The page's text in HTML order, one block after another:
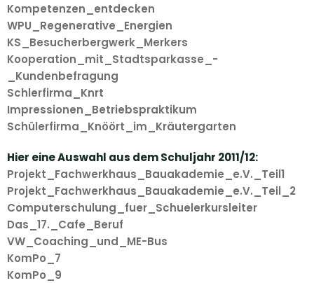
Kompetenzen_entdecken
WPU_Regenerative_Energien
KS_Besucherbergwerk_Merkers
Kooperation_mit_Stadtsparkasse_-
_Kundenbefragung
Schlerfirma_Knrt
Impressionen_Betriebspraktikum
Schülerfirma_Knöört_im_Kräutergarten
Hier eine Auswahl aus dem Schuljahr 2011/12:
Projekt_Fachwerkhaus_Bauakademie_e.V._Teil1
Projekt_Fachwerkhaus_Bauakademie_e.V._Teil_2
Computerschulung_fuer_Schuelerkursleiter
Das_17._Cafe_Beruf
VW_Coaching_und_ME-Bus
KomPo_7
KomPo_9